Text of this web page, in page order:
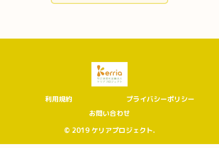
利用規約
プライバシーポリシー
お問い合わせ
© 2019 ケリアプロジェクト.